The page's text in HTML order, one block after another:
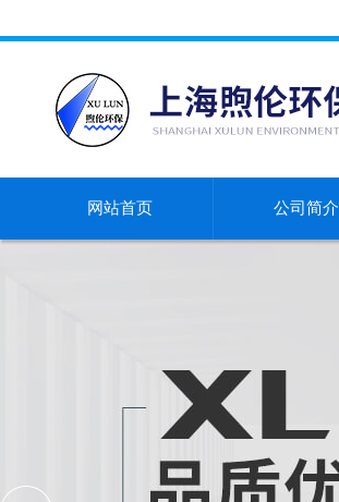
网站首页 公司简介